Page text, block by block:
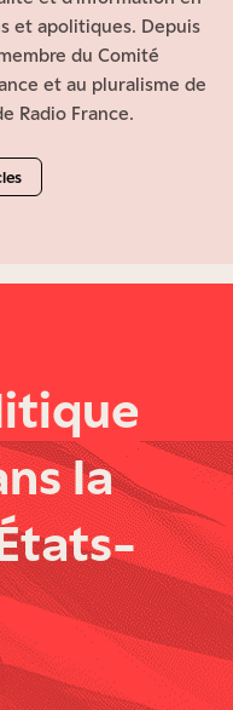
et apolitiques. Depuis
du Comité
et au pluralisme de
Radio France.
la